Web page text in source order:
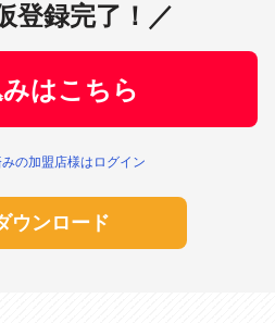
登録完了！／
はこちら
の加盟店様はログイン
ウンロード